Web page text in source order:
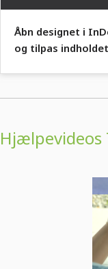
Åbn designet i
og tilpas
Hjælpevideos